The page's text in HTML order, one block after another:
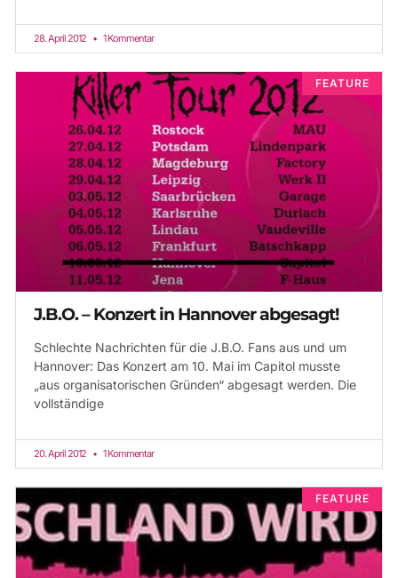
28. April 2012 1 Kommentar
FEATURE
J.B.O. – Konzert in Hannover abgesagt!
Schlechte Nachrichten für die J.B.O. Fans aus und um
Hannover: Das Konzert am 10. Mai im Capitol musste
„aus organisatorischen Gründen“ abgesagt werden. Die
vollständige
20. April 2012 1 Kommentar
FEATURE